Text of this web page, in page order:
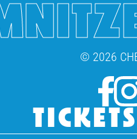
© 2026
TICKETS